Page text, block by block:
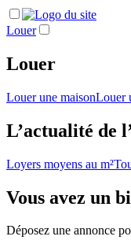
Louer
Louer
Louer une maisonLouer
L’actualité de
Loyers moyens au m²
Vous avez un
Déposez une annonce